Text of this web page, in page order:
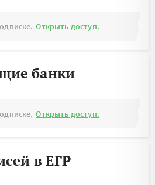
Открыть доступ.
банки
Открыть доступ.
в ЕГР